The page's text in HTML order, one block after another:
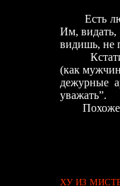
Есть
Им, видать,
видишь, не
(как
дежурные
уважать”.
ХУ ИЗ